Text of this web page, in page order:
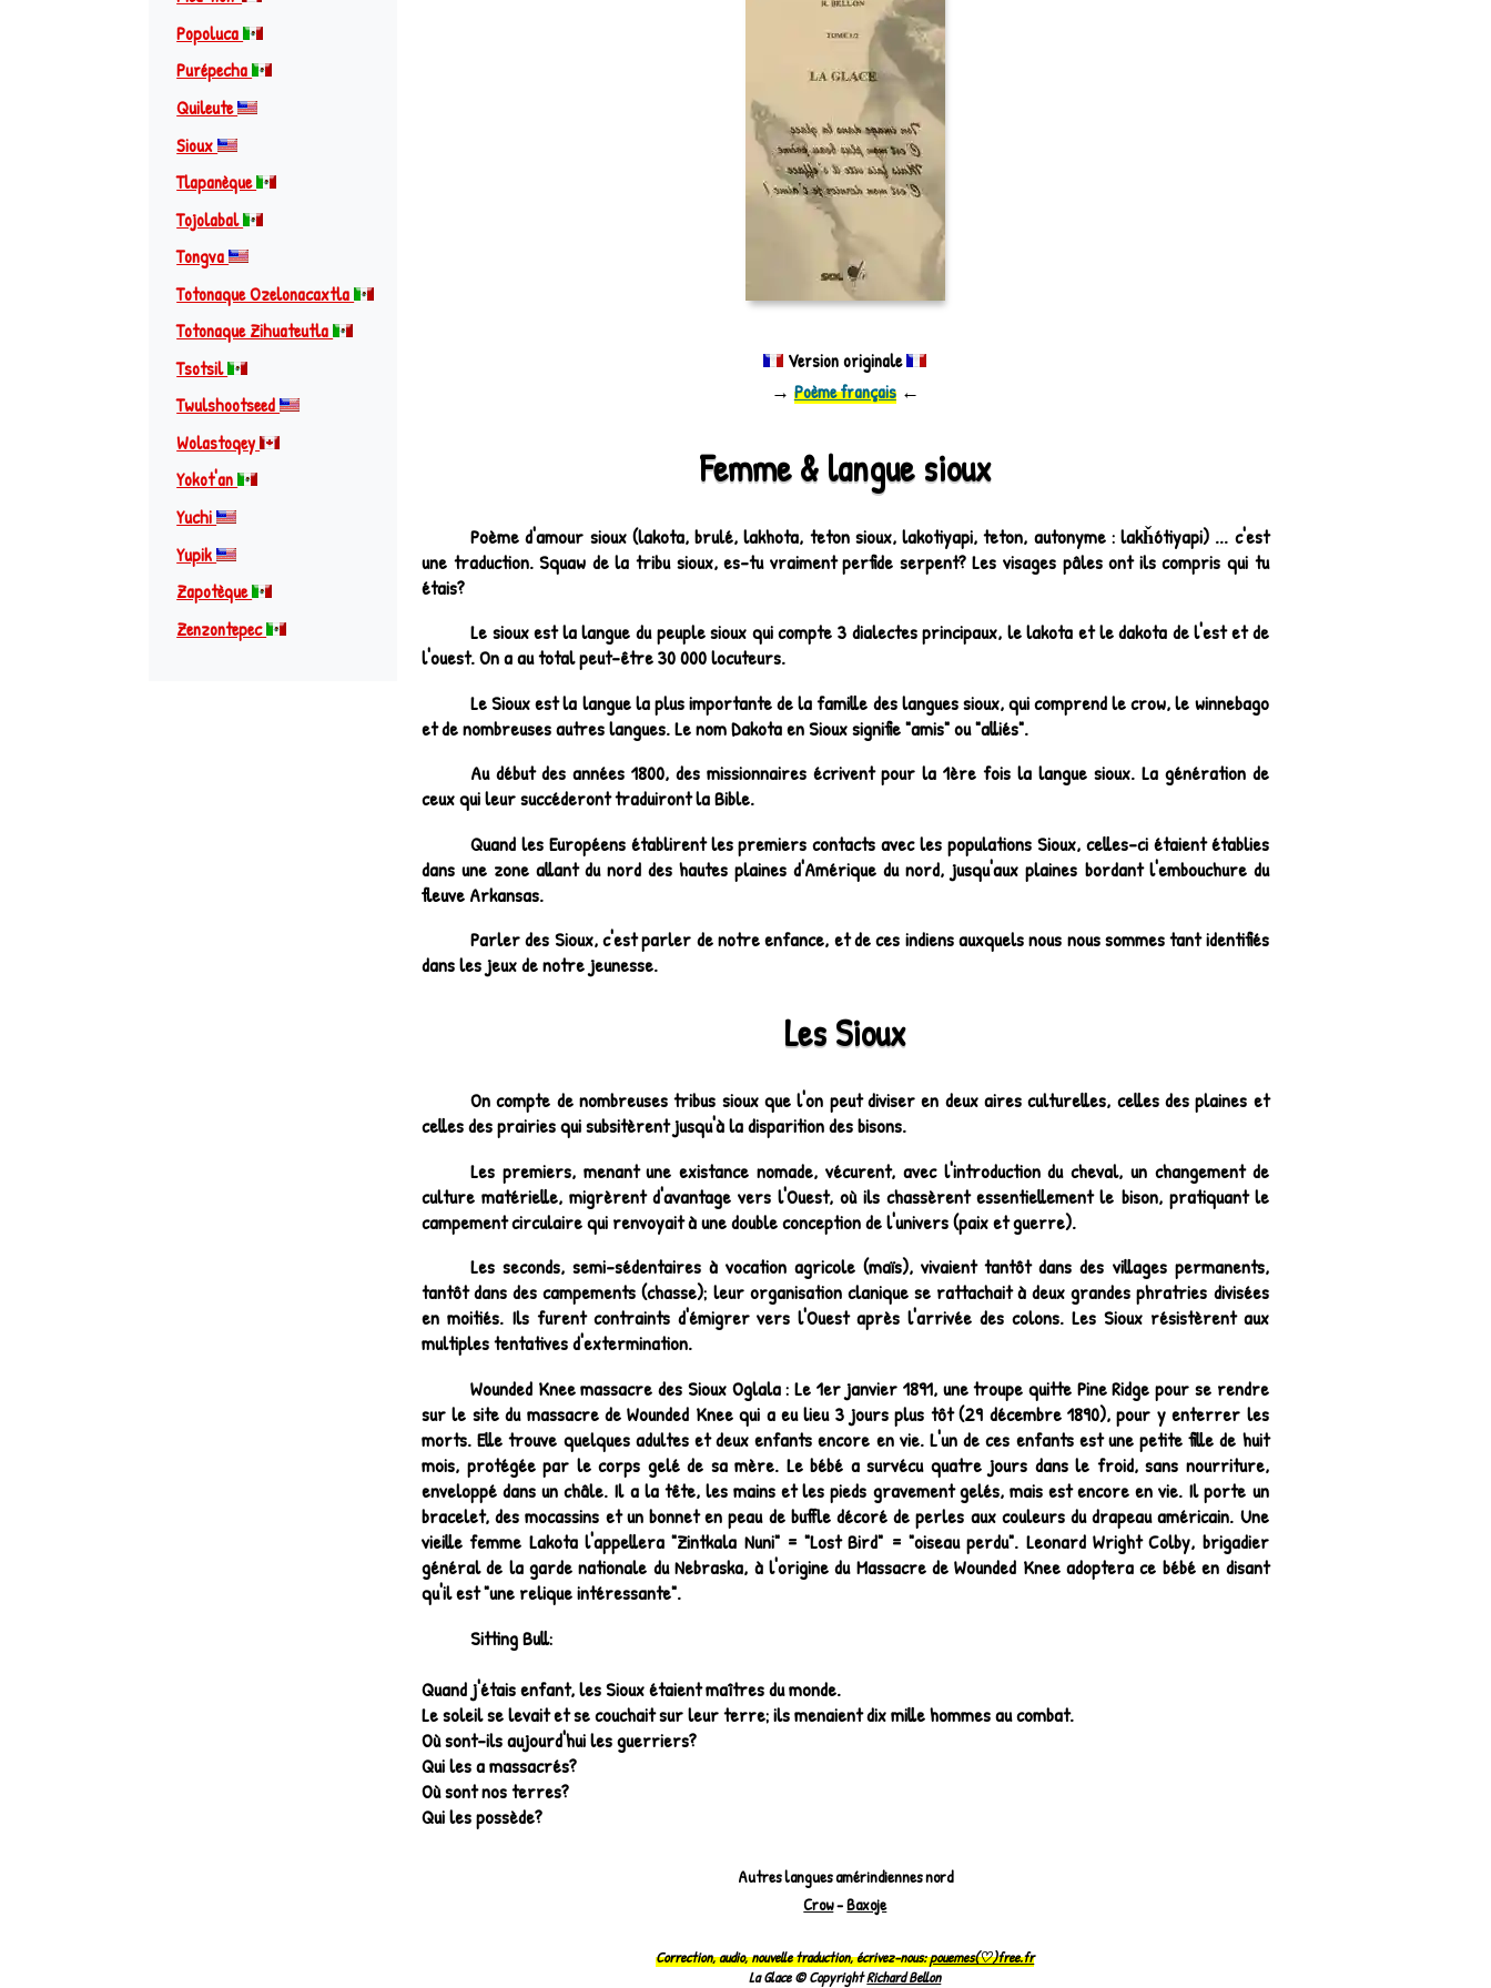
Popoluca
Purépecha
Quileute
Sioux
Tlapanèque
Tojolabal
Tongva
Totonaque Ozelonacaxtla
Totonaque Zihuateutla
Tsotsil
Twulshootseed
Wolastoqey
Yokot'an
Yuchi
Yupik
Zapotèque
Zenzontepec
Version originale
→ Poème français←
Femme & langue sioux
Poème d'amour sioux (lakota, brulé, lakhota, teton sioux, lakotiyapi, teton, autonyme :lakȟótiyapi) ... c'est
une traduction. Squaw de la tribu sioux, es-tu vraiment perfide serpent? Les visages pâles ont ils compris qui tu
étais?
Le sioux est la langue du peuple sioux qui compte 3 dialectes principaux, le lakota et le dakota de l'est et de
l'ouest. On a au total peut-être 30 000 locuteurs.
Le Sioux est la langue la plus importante de la famille des langues sioux, qui comprend le crow, le winnebago
et de nombreuses autres langues. Le nom Dakota en Sioux signifie "amis" ou "alliés".
Au début des années 1800, des missionnaires écrivent pour la 1ère fois la langue sioux. La génération de
ceux qui leur succéderont traduiront la Bible.
Quand les Européens établirent les premiers contacts avec les populations Sioux, celles-ci étaient établies
dans une zone allant du nord des hautes plaines d'Amérique du nord, jusqu'aux plaines bordant l'embouchure du
fleuve Arkansas.
Parler des Sioux, c'est parler de notre enfance, et de ces indiens auxquels nous nous sommes tant identifiés
dans les jeux de notre jeunesse.
Les Sioux
On compte de nombreuses tribus sioux que l'on peut diviser en deux aires culturelles, celles des plaines et
celles des prairies qui subsitèrent jusqu'à la disparition des bisons.
Les premiers, menant une existance nomade, vécurent, avec l'introduction du cheval, un changement de
culture matérielle, migrèrent d'avantage vers l'Ouest, où ils chassèrent essentiellement le bison, pratiquant le
campement circulaire qui renvoyait à une double conception de l'univers (paix et guerre).
Les seconds, semi-sédentaires à vocation agricole (maïs), vivaient tantôt dans des villages permanents,
tantôt dans des campements (chasse); leur organisation clanique se rattachait à deux grandes phratries divisées
en moitiés. Ils furent contraints d'émigrer vers l'Ouest après l'arrivée des colons. Les Sioux résistèrent aux
multiples tentatives d'extermination.
Wounded Knee massacre des Sioux Oglala : Le 1er janvier 1891, une troupe quitte Pine Ridge pour se rendre
sur le site du massacre de Wounded Knee qui a eu lieu 3 jours plus tôt (29 décembre 1890), pour y enterrer les
morts. Elle trouve quelques adultes et deux enfants encore en vie. L'un de ces enfants est une petite fille de huit
mois, protégée par le corps gelé de sa mère. Le bébé a survécu quatre jours dans le froid, sans nourriture,
enveloppé dans un châle. Il a la tête, les mains et les pieds gravement gelés, mais est encore en vie. Il porte un
bracelet, des mocassins et un bonnet en peau de buffle décoré de perles aux couleurs du drapeau américain. Une
vieille femme Lakota l'appellera "Zintkala Nuni" = "Lost Bird" = "oiseau perdu". Leonard Wright Colby, brigadier
général de la garde nationale du Nebraska, à l'origine du Massacre de Wounded Knee adoptera ce bébé en disant
qu'il est "une relique intéressante".
Sitting Bull:
Quand j'étais enfant, les Sioux étaient maîtres du monde.
Le soleil se levait et se couchait sur leur terre; ils menaient dix mille hommes au combat.
Où sont-ils aujourd'hui les guerriers?
Qui les a massacrés?
Où sont nos terres?
Qui les possède?
Autres langues amérindiennes nord
Crow-Baxoje
Correction, audio, nouvelle traduction, écrivez-nous:pouemes(♡)free.fr
La Glace © CopyrightRichard Bellon